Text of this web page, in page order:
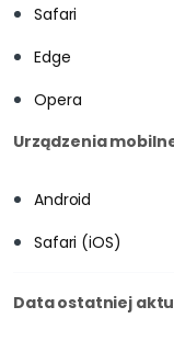
Safari
Edge
Opera
Urządzenia
Android
Safari (iOS)
Data ostatniej